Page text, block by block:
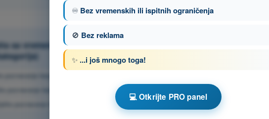
sa vremenom DRON STS - Potvrda o osposobljenosti
poznavanje bespilotnih vazduhoplovnih sistema (UAS)
poznavanje bespilotnih vazduhoplovnih sistema (UAS)
♾️ Bez vremenskih ili ispitnih ograničenja
🚫 Bez reklama
✨ ...i još mnogo toga!
💻 Otkrijte PRO panel